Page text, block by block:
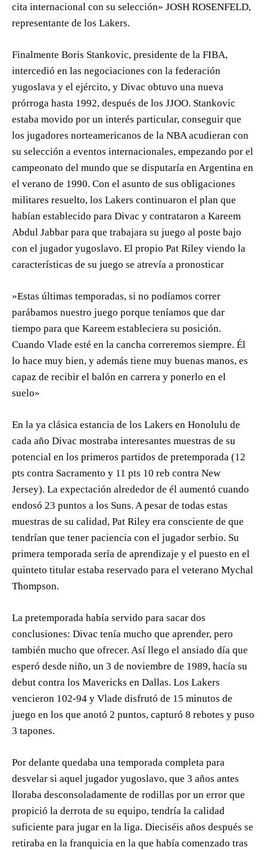
cita internacional con su selección» JOSH ROSENFELD,
representante de los Lakers.
Finalmente Boris Stankovic, presidente de la FIBA,
intercedió en las negociaciones con la federación
yugoslava y el ejército, y Divac obtuvo una nueva
prórroga hasta 1992, después de los JJOO. Stankovic
estaba movido por un interés particular, conseguir que
los jugadores norteamericanos de la NBA acudieran con
su selección a eventos internacionales, empezando por el
campeonato del mundo que se disputaría en Argentina en
el verano de 1990. Con el asunto de sus obligaciones
militares resuelto, los Lakers continuaron el plan que
habían establecido para Divac y contrataron a Kareem
Abdul Jabbar para que trabajara su juego al poste bajo
con el jugador yugoslavo. El propio Pat Riley viendo la
características de su juego se atrevía a pronosticar
»Estas últimas temporadas, si no podíamos correr
parábamos nuestro juego porque teníamos que dar
tiempo para que Kareem estableciera su posición.
Cuando Vlade esté en la cancha correremos siempre. Él
lo hace muy bien, y además tiene muy buenas manos, es
capaz de recibir el balón en carrera y ponerlo en el
suelo»
En la ya clásica estancia de los Lakers en Honolulu de
cada año Divac mostraba interesantes muestras de su
potencial en los primeros partidos de pretemporada (12
pts contra Sacramento y 11 pts 10 reb contra New
Jersey). La expectación alrededor de él aumentó cuando
endosó 23 puntos a los Suns. A pesar de todas estas
muestras de su calidad, Pat Riley era consciente de que
tendrían que tener paciencia con el jugador serbio. Su
primera temporada sería de aprendizaje y el puesto en el
quinteto titular estaba reservado para el veterano Mychal
Thompson.
La pretemporada había servido para sacar dos
conclusiones: Divac tenía mucho que aprender, pero
también mucho que ofrecer. Así llego el ansiado día que
esperó desde niño, un 3 de noviembre de 1989, hacía su
debut contra los Mavericks en Dallas. Los Lakers
vencieron 102-94 y Vlade disfrutó de 15 minutos de
juego en los que anotó 2 puntos, capturó 8 rebotes y puso
3 tapones.
Por delante quedaba una temporada completa para
desvelar si aquel jugador yugoslavo, que 3 años antes
lloraba desconsoladamente de rodillas por un error que
propició la derrota de su equipo, tendría la calidad
suficiente para jugar en la liga. Dieciséis años después se
retiraba en la franquicia en la que había comenzado tras